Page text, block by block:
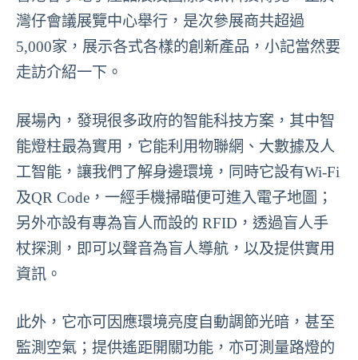
灣仔會議展覽中心舉行，是次參展商共超過
5,000家，展示各式各樣的創新產品，小記當然要
走訪介紹一下。
展場內，發現很多政府的智能科技方案，其中智
能燈柱最為實用，它能利用物聯網、大數據及人
工智能，讓我們了解身邊環境，同時它設有Wi-Fi
及QR Code，一經手機掃瞄便可進入電子地圖；
另外亦設有專為盲人而設的 RFID，透過盲人手
杖探測，即可以聲音為盲人導航，以及提供實用
資訊。
此外，它亦可因應環境亮度自動調節光暗，甚至
監測空氣；提供遙距開關功能，亦可測量路燈的